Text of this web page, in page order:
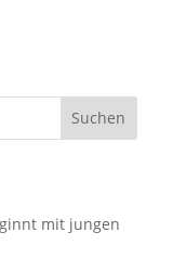
Suchen
mit jungen